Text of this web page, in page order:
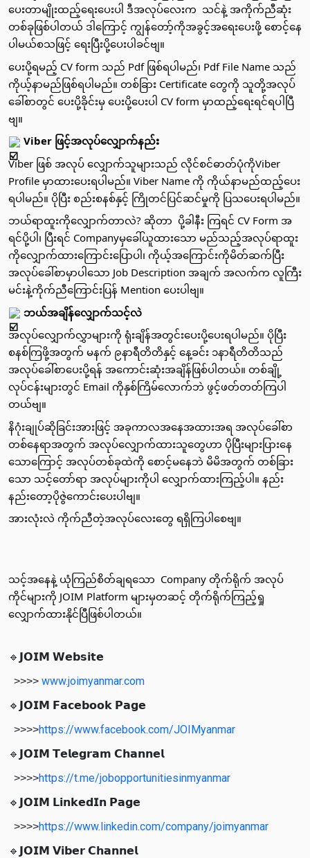
ပေးတာမျိုးထည့်ရေးပေးပါ ဒီအလုပ်လေးက  သင်နဲ့ အကိုက်ညီဆုံး
တစ်ခုဖြစ်ပါတယ် ဒါကြောင့် ကျွန်တော့်ကိုအခွင့်အရေးပေးဖို့ စောင့်နေ
ပါမယ်စသဖြင့် ရေးပြီးပို့ပေးပါခင်ဗျ။
ပေးပို့ရမည့် CV form သည် Pdf ဖြစ်ရပါမည်၊ Pdf File Name သည်
ကိုယ့်နာမည်ဖြစ်ရပါမည်။ တစ်ခြား Certificate တွေကို သူတို့အလုပ်
ခေါ်စာတွင် ပေးပို့ခိုင်းမှ ပေးပို့ပေးပါ CV form မှာထည့်ရေးရင်ရပါပြီ
ဗျ။
Viber ဖြင့်အလုပ်လျှောက်နည်း
Viber ဖြစ် အလုပ် လျှောက်သူများသည် လိုင်စင်ဓာတ်ပုံကိုViber
Profile မှာထားပေးရပါမည်။ Viber Name ကို ကိုယ်နာမည်ထည့်ပေး
ဘယ်ရာထူးကိုလျှောက်တာလဲ? ဆိုတာ  ပို့ခါနီး ကြရင် CV Form အ
ရင်ပို့ပါ၊ ပြီးရင် Companyမှခေါ်ယူထား‌သော မည်သည့်အလုပ်ရာထူး
ကိုလျှောက်ထားကြောင်းပြောပါ၊ ကိုယ့်အကြောင်းကိုမိတ်ဆက်ပြီး
အလုပ်ခေါ်စာမှာပါသော Job Description အချက် အလက်က လူကြီး
မင်းနဲ့ကိုက်ညီကြောင်းပြန် Mention ပေးပါဗျ။
ဘယ်အချိန်လျှောက်သင့်လဲ
အလုပ်လျှောက်လွှာများကို ရုံးချိန်အတွင်းပေးပို့ပေးရပါမည်။ ပိုပြီး
စနစ်ကြဖို့အတွက် မနက် ၉နာရီတိတိနှင့် နေ့ခင်း ၁နာရီတိတိသည်
အလုပ်ခေါ်စာပေးပို့ရန် အကောင်းဆုံးအချိန်ဖြစ်ပါတယ်။ တစ်ချို့
လုပ်ငန်းများတွင် Email ကိုနှစ်ကြိမ်လောက်ဘဲ ဖွင့်ဖတ်တတ်ကြပါ
တယ်ဗျ။
နိဂုံးချုပ်ဆိုခြင်းအားဖြင့် အခုကာလအနေအထားအရ အလုပ်​ခေါ်စာ
တစ်​နေရာအတွက် အလုပ်လျှောက်ထားသူတွေဟာ ပိုပြီးများပြားနေ
သောကြောင့် အလုပ်တစ်ခုထဲကို စောင့်မနေဘဲ မိမိအတွက် တစ်ခြား​
သော သင့်​တော်ရာ အလုပ်များကိုပါ လျှောက်ထားကြည့်ပါ။ နည်း
နည်းတော့ပိုဇွဲကောင်းပေးပါဗျ။
အားလုံးလဲ ကိုက်ညီတဲ့အလုပ်လေးတွေ ရရှိကြပါစေဗျ။
သင့်အ​နေနဲ့ ယုံကြည်စိတ်ချရ​သော  Company တိုက်ရိုက် အလုပ်
ကိုင်များကို JOIM Platform များမှတဆင့် တိုက်ရိုက်ကြည့်ရှု​
လျှောက်ထားနိုင်ပြီဖြစ်ပါတယ်။
🔹𝗝𝗢𝗜𝗠 𝗪𝗲𝗯𝘀𝗶𝘁𝗲
>>>> www.joimyanmar.com
🔹𝗝𝗢𝗜𝗠 𝗙𝗮𝗰𝗲𝗯𝗼𝗼𝗸 𝗣𝗮𝗴𝗲
>>>>https://www.facebook.com/JOIMyanmar
🔹𝗝𝗢𝗜𝗠 𝗧𝗲𝗹𝗲𝗴𝗿𝗮𝗺 𝗖𝗵𝗮𝗻𝗻𝗲𝗹
>>>>https://t.me/jobopportunitiesinmyanmar
🔹𝗝𝗢𝗜𝗠 𝗟𝗶𝗻𝗸𝗲𝗱𝗜𝗻 𝗣𝗮𝗴𝗲
>>>>https://www.linkedin.com/company/joimyanmar
🔹𝗝𝗢𝗜𝗠 𝗩𝗶𝗯𝗲𝗿 𝗖𝗵𝗮𝗻𝗻𝗲𝗹